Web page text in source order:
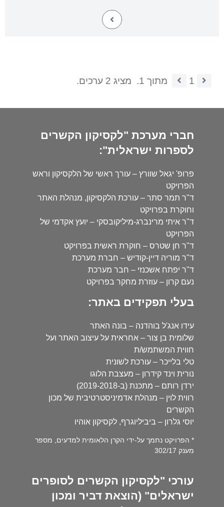
1 מתוך 1. מציג 2 ערכים.
חברי מערכת "לקסיקון הקשרים
לספרות ישראלית":
פרופ' יגאל שוורץ – עורך ראשי של הלקסיקון וראש
הפרויקט
ד"ר תמר סתר – עורכת הלקסיקון, מנהלת האתר
וחוקרת בפרויקט
ד"ר איתי מרינברג-מיליקובסקי – יועץ אקדמי של
הפרויקט
ד"ר חן שטרס – חוקרת ראשית בפרויקט
ד"ר מוריה דיין-קודיש – חברת מערכת
ד"ר יפתח אשכנזי – חבר מערכת
נעם קרון – עוזרת מחקר בפרויקט
בעלי תפקידים באתר:
עידו אנג'ל בוהדנה – בונה האתר
שלומית בן צור – אחראית על עיצוב האתר ועל
חווית המשתמש/ת
טלי בלייכר – עורכת לשונית
נורית וינד קידרון – מעצבת הלוגו
ירדן רותם – מתכנת (ב-2019-2018)
רווית לוין – מנהלת אדמיניסטרטיבית של מכון
הקשרים
יוסי גלרון – ביביליוגרף, לקסיקון אוהיו
* הפרויקט נתמך על-ידי הקרן הלאומית למדעים, מספר
מענק 302/17
עורכי "לקסיקון הקשרים לסופרים
ישראלים" (הוצאת דביר ומכון